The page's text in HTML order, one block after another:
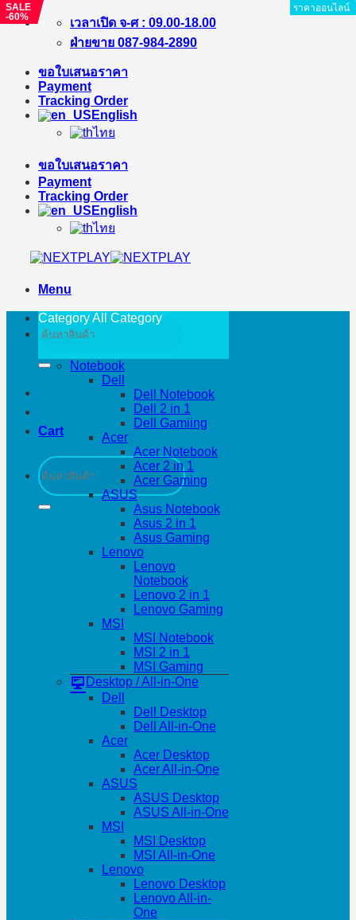
Skip
เวลาเปิด จ-ศ : 09.00-18.00
ฝ่ายขาย 087-984-2890
ขอใบเสนอราคา
Payment
Tracking Order
English
ไทย
ขอใบเสนอราคา
Payment
Tracking Order
English
ไทย
Menu
Search
for:
Cart
Search
for:
Category All Category
Notebook
Dell
Dell Notebook
Dell 2 in 1
Dell Gamiing
Acer
Acer Notebook
Acer 2 in 1
Acer Gaming
ASUS
Asus Notebook
Asus 2 in 1
Asus Gaming
Lenovo
Lenovo
Notebook
Lenovo 2 in 1
Lenovo Gaming
MSI
MSI Notebook
MSI 2 in 1
MSI Gaming
Desktop / All-in-One
Dell
Dell Desktop
Dell All-in-One
Acer
Acer Desktop
Acer All-in-One
ASUS
ASUS Desktop
ASUS All-in-One
MSI
MSI Desktop
MSI All-in-One
Lenovo
Lenovo Desktop
Lenovo All-in-
One
ราคาออนไลน์
ราคาออนไลน์
ราคาออนไลน์
SALE
-18%
ราคาออนไลน์
SALE
-22%
ราคาออนไลน์
ราคาออนไลน์
ราคาออนไลน์
ราคาออนไลน์
SALE
-60%
ราคาออนไลน์